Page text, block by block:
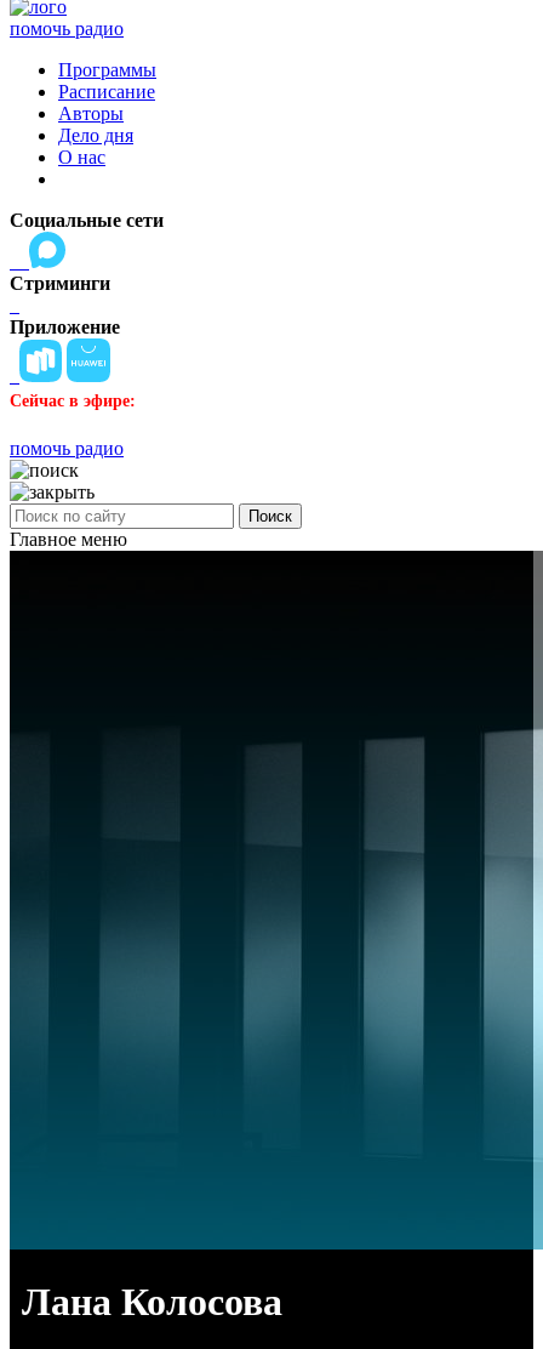
помочь радио
Программы
Расписание
Авторы
Дело дня
О нас
Социальные сети
Стриминги
Приложение
Сейчас в эфире:
помочь радио
Поиск
Главное меню
Лана Колосова